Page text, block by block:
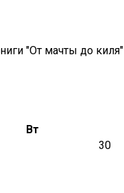
"От мачты до киля"
Вт
30